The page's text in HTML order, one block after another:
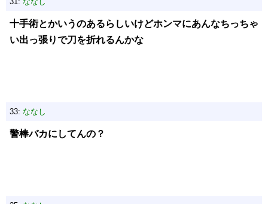
十手術とかいうのあるらしいけどホンマにあんなちっちゃ
い出っ張りで刀を折れるんかな
33: ななし
警棒バカにしてんの？